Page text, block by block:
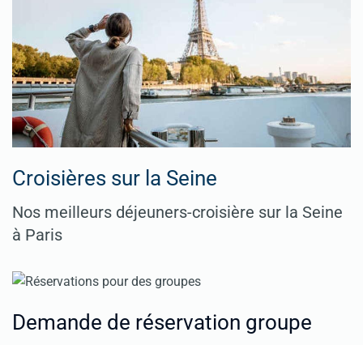
Croisières sur la Seine
Nos meilleurs déjeuners-croisière sur la Seine
à Paris
Demande de réservation groupe